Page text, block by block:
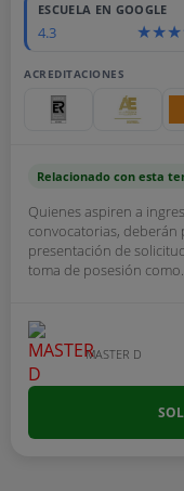
ESCUELA EN GOOGLE
4.3
ACREDITACIONES
Relacionado con esta
Quienes aspiren a
convocatorias, deberán
presentación de
toma de posesión
MASTER D